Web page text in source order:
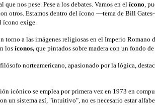
que nos pese. Pese a los debates. Vamos en el ícono,
otros. Estamos dentro del ícono —tema de Bill
ícono exige.
torno a las imágenes religiosas en el Imperio
los íconos, que pintados sobre madera con un fondo
norteamericano, apasionado por la lógica,
icónico se emplea por primera vez en 1973 en
un sistema así, "intuitivo", no es necesario estar